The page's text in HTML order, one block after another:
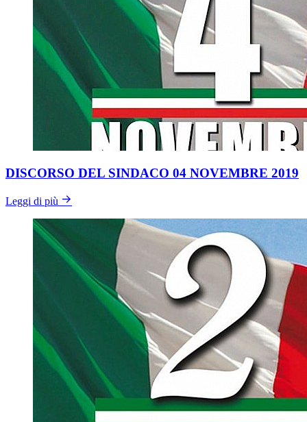
DISCORSO DEL SINDACO 04 NOVEMBRE 2019
Leggi di più